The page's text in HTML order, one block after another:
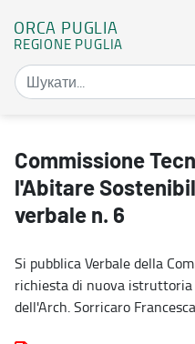
ORCA PUGLIA
REGIONE PUGLIA
Commissione
l'Abitare
verbale n. 6
Si pubblica Verbale della
richiesta di nuova
dell'Arch. Sorricaro